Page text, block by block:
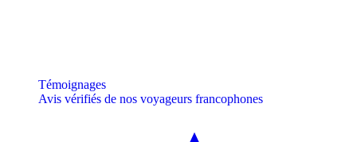
Témoignages
Avis vérifiés de nos voyageurs francophones